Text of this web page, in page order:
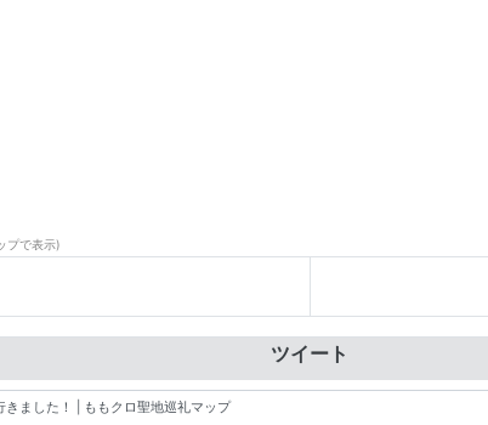
プで表示)
ツイート